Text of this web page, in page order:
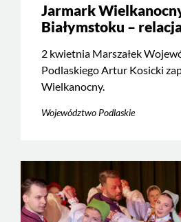
Jarmark
Białymstoku –
2 kwietnia Marszałek
Podlaskiego Artur Kosicki
Wielkanocny.
Województwo Podlaskie